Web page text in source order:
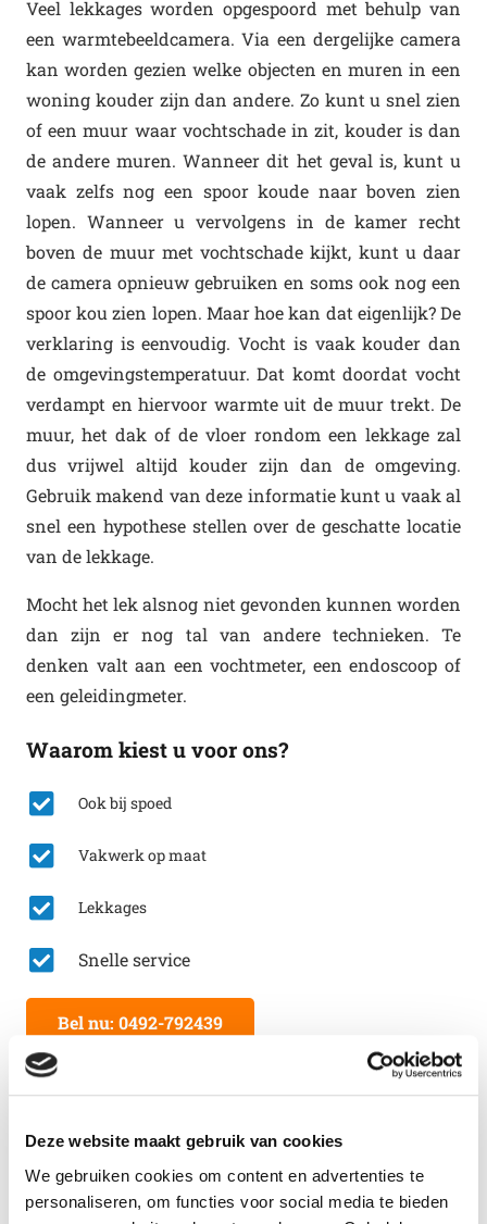
Deze website maakt gebruik van cookies
We gebruiken cookies om content en advertenties te
personaliseren, om functies voor social media te bieden
Veel lekkages worden opgespoord met behulp van
een warmtebeeldcamera. Via een dergelijke camera
kan worden gezien welke objecten en muren in een
woning kouder zijn dan andere. Zo kunt u snel zien
of een muur waar vochtschade in zit, kouder is dan
de andere muren. Wanneer dit het geval is, kunt u
vaak zelfs nog een spoor koude naar boven zien
lopen. Wanneer u vervolgens in de kamer recht
boven de muur met vochtschade kijkt, kunt u daar
de camera opnieuw gebruiken en soms ook nog een
spoor kou zien lopen. Maar hoe kan dat eigenlijk? De
verklaring is eenvoudig. Vocht is vaak kouder dan
de omgevingstemperatuur. Dat komt doordat vocht
verdampt en hiervoor warmte uit de muur trekt. De
muur, het dak of de vloer rondom een lekkage zal
dus vrijwel altijd kouder zijn dan de omgeving.
Gebruik makend van deze informatie kunt u vaak al
snel een hypothese stellen over de geschatte locatie
van de lekkage.
Mocht het lek alsnog niet gevonden kunnen worden
dan zijn er nog tal van andere technieken. Te
denken valt aan een vochtmeter, een endoscoop of
een geleidingmeter.
Waarom kiest u voor ons?
Ook bij spoed
Vakwerk op maat
Lekkages
Snelle service
Bel nu: 0492-792439
Lees ook eens: